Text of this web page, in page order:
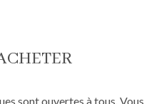
sont ouvertes à tous. Vous